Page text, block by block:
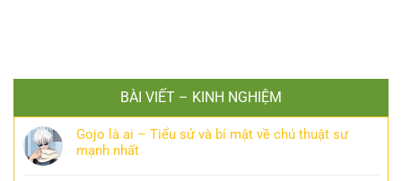
BÀI VIẾT – KINH NGHIỆM
Gojo là ai – Tiểu sử và bí mật về chú thuật sư
mạnh nhất